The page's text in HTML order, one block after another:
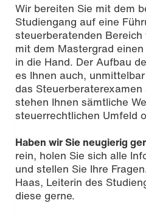
Wir bereiten Sie mit dem
Studiengang auf eine
steuerberatenden
mit dem Mastergrad
in die Hand. Der Aufbau
es Ihnen auch,
das
stehen Ihnen sämtliche
steuerrechtlichen Umfeld
Haben wir Sie neugierig
rein, holen Sie sich alle
und stellen Sie Ihre
Haas, Leiterin des
diese gerne.